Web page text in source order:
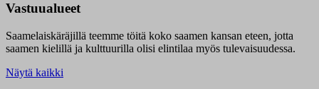
Vastuualueet
Saamelaiskäräjillä teemme töitä koko saamen kansan eteen, jotta
saamen kielillä ja kulttuurilla olisi elintilaa myös tulevaisuudessa.
Näytä kaikki